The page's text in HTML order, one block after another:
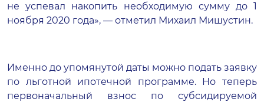
не успевал накопить необходимую сумму до 1
ноября 2020 года», — отметил Михаил Мишустин.
Именно до упомянутой даты можно подать заявку
по льготной ипотечной программе. Но теперь
первоначальный взнос по субсидируемой